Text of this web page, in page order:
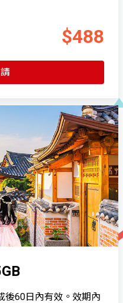
$488
後60日內有效。效期內